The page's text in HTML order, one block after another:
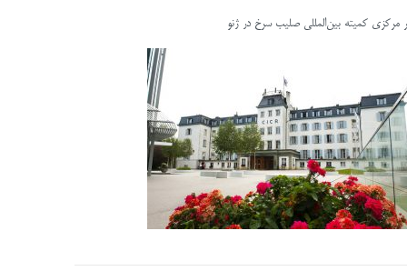
مرکزی کمیته بین‌المللی صلیب سرخ در ژنو